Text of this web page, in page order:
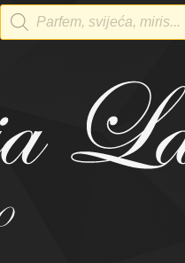
Products
search